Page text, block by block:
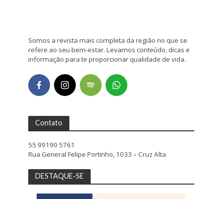
Somos a revista mais completa da região no que se
refere ao seu bem-estar. Levamos conteúdo, dicas e
informação para te proporcionar qualidade de vida.
Contato
55 99190 5761
Rua General Felipe Portinho, 1033 – Cruz Alta
DESTAQUE-SE